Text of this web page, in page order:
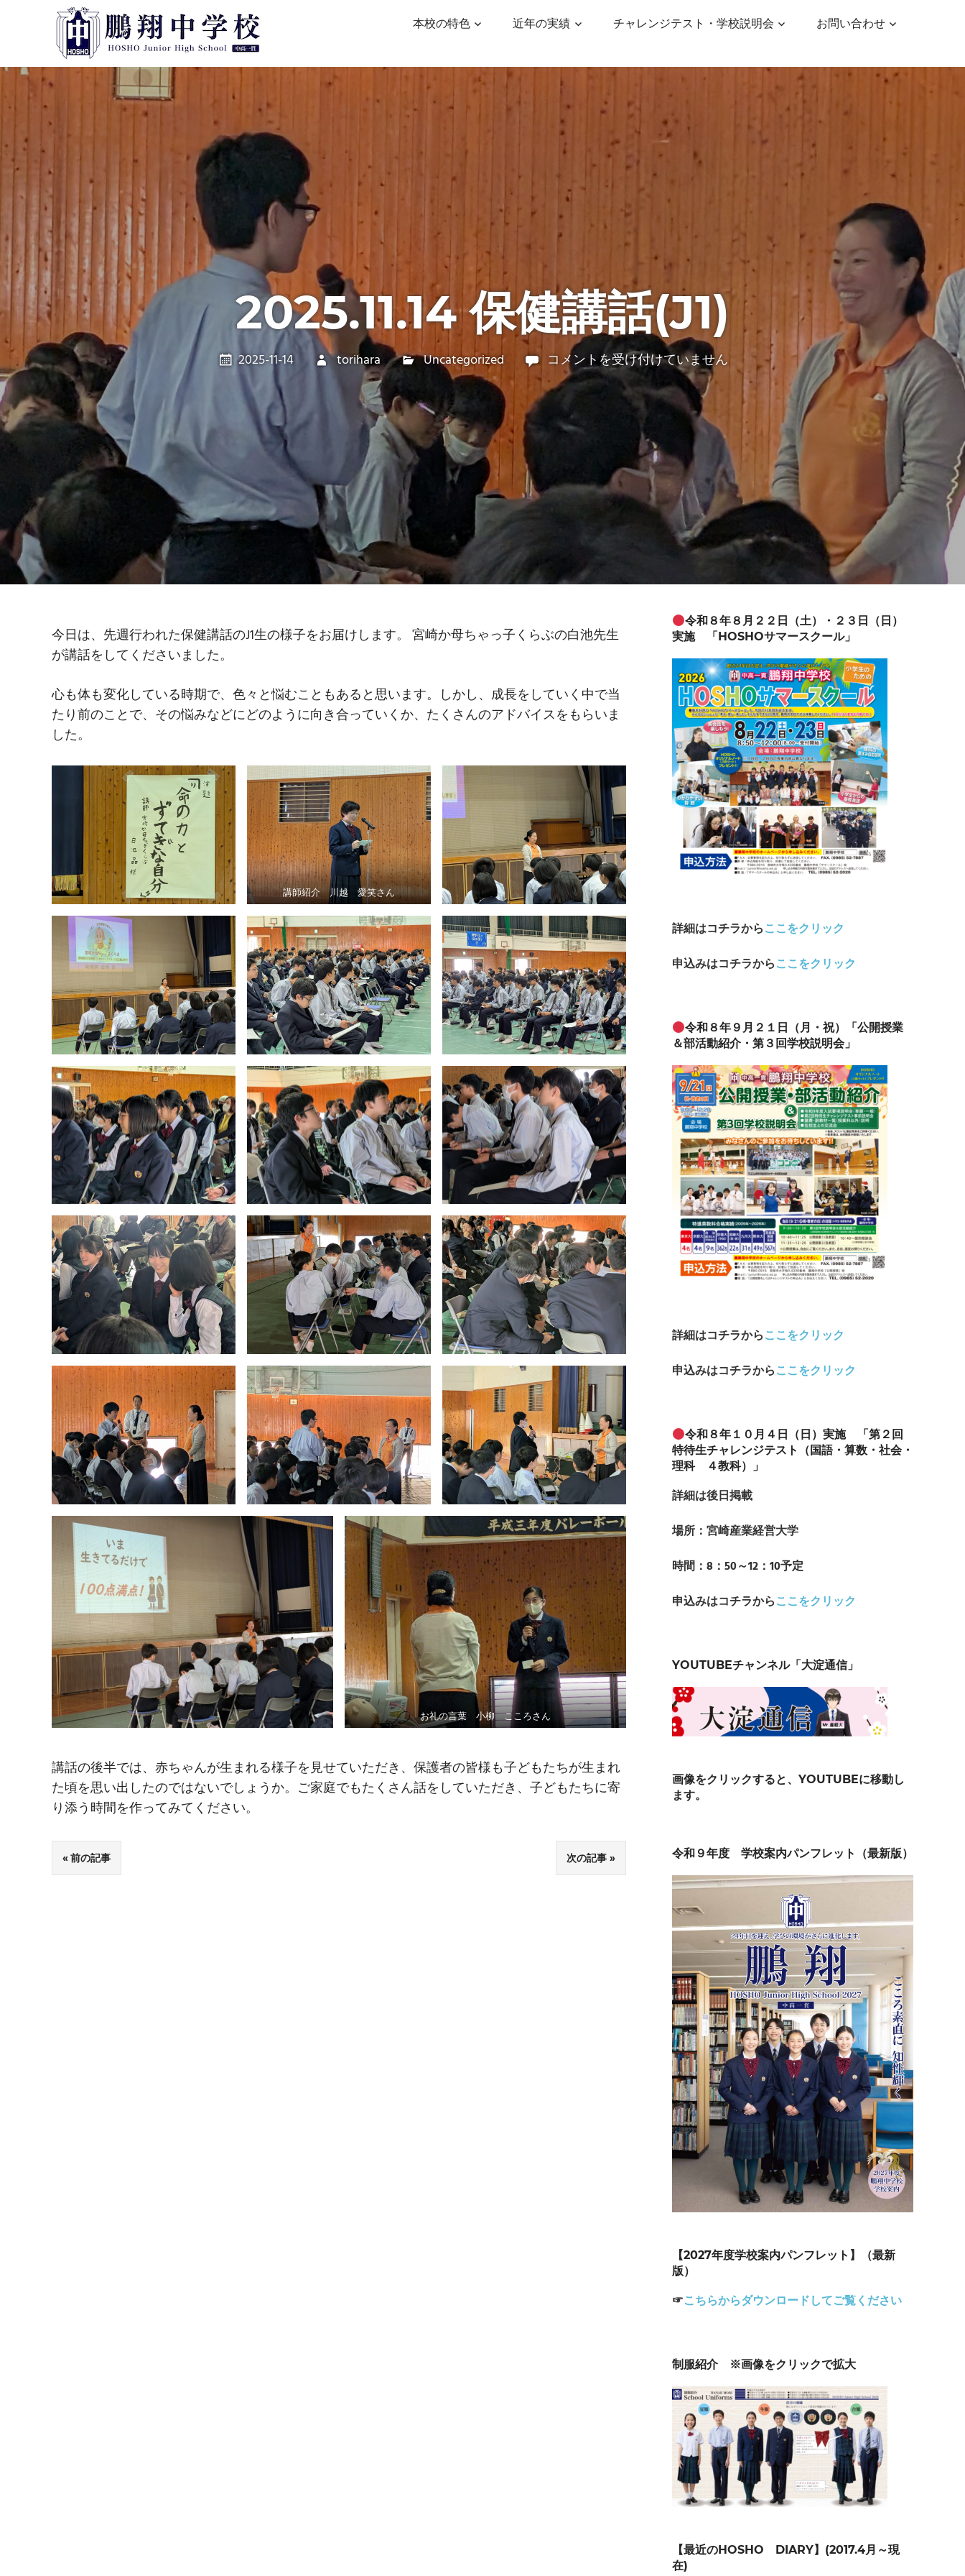
ン
へ
ッ
校
鵬
翔
ペ
ー
す。
本校の特色 近年の実績 チャレンジテスト・学校説明会 お問い合わせ
2025.11.14 保健講話(J1)
2025-11-14 torihara Uncategorized
2025.11.14
保
健
講
は
コメントを受け付けていません
今日は、先週行われた保健講話のJ1生の様子をお届けします。 宮崎か母ちゃっ子くらぶの白池先生
が講話をしてくださいました。
心も体も変化している時期で、色々と悩むこともあると思います。しかし、成長をしていく中で当
たり前のことで、その悩みなどにどのように向き合っていくか、たくさんのアドバイスをもらいま
した。
講師紹介 川越 愛笑さん
お礼の言葉 小柳 こころさん
講話の後半では、赤ちゃんが生まれる様子を見せていただき、保護者の皆様も子どもたちが生まれ
た頃を思い出したのではないでしょうか。ご家庭でもたくさん話をしていただき、子どもたちに寄
り添う時間を作ってみてください。
投
前の記事 次の記事
令和８年８月２２日（土）・２３日（日）
実施 「HOSHOサマースクール」
詳細はコチラからここをクリック
申込みはコチラからここをクリック
令和８年９月２１日（月・祝）「公開授業
＆部活動紹介・第３回学校説明会」
詳細はコチラからここをクリック
申込みはコチラからここをクリック
令和８年１０月４日（日）実施 「第２回
特待生チャレンジテスト（国語・算数・社会・
理科 ４教科）」
詳細は後日掲載
場所：宮崎産業経営大学
時間：8：50～12：10予定
申込みはコチラからここをクリック
YOUTUBEチャンネル「大淀通信」
画像をクリックすると、YOUTUBEに移動し
ます。
令和９年度 学校案内パンフレット（最新版）
【2027年度学校案内パンフレット】（最新
版）
☞こちらからダウンロードしてご覧ください
制服紹介 ※画像をクリックで拡大
【最近のHOSHO DIARY】(2017.4月～現
在)